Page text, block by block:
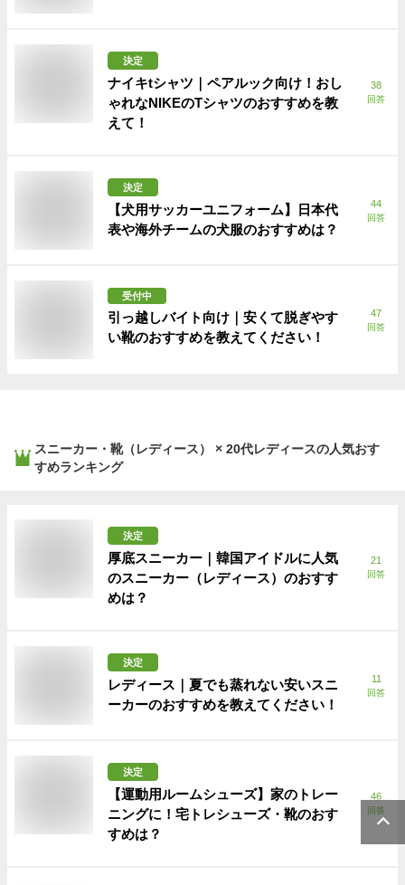
決定
ナイキtシャツ｜ペアルック向け！おし
ゃれなNIKEのTシャツのおすすめを教
えて！
38
回答
決定
【犬用サッカーユニフォーム】日本代
表や海外チームの犬服のおすすめは？
44
回答
受付中
引っ越しバイト向け｜安くて脱ぎやす
い靴のおすすめを教えてください！
47
回答
スニーカー・靴（レディース） × 20代レディースの人気おす
すめランキング
決定
厚底スニーカー｜韓国アイドルに人気
のスニーカー（レディース）のおすす
めは？
21
回答
決定
レディース｜夏でも蒸れない安いスニ
ーカーのおすすめを教えてください！
11
回答
決定
【運動用ルームシューズ】家のトレー
ニングに！宅トレシューズ・靴のおす
すめは？
46
回答